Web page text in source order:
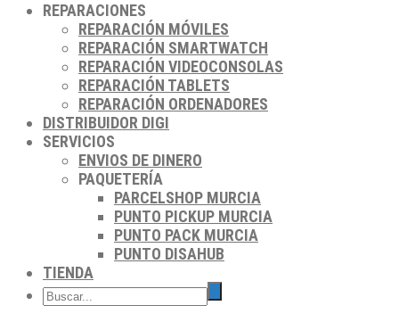
REPARACIONES
REPARACIÓN MÓVILES
REPARACIÓN SMARTWATCH
REPARACIÓN VIDEOCONSOLAS
REPARACIÓN TABLETS
REPARACIÓN ORDENADORES
DISTRIBUIDOR DIGI
SERVICIOS
ENVIOS DE DINERO
PAQUETERÍA
PARCELSHOP MURCIA
PUNTO PICKUP MURCIA
PUNTO PACK MURCIA
PUNTO DISAHUB
TIENDA